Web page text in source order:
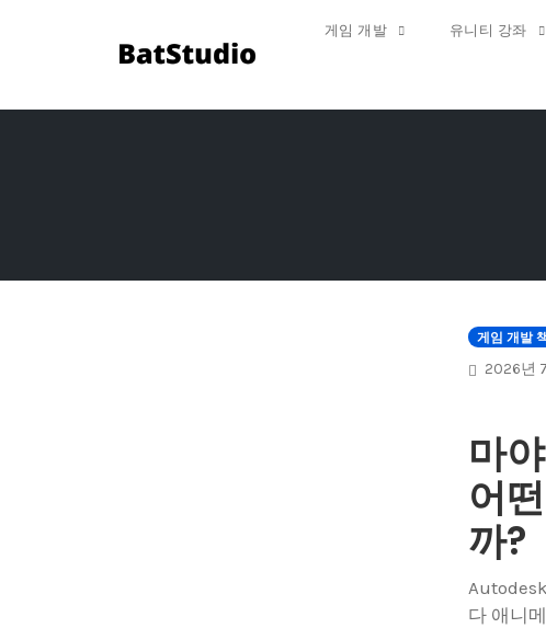
게임 개발 유니티 강좌
게임 개발
2026년
마
어
까?
다 애니